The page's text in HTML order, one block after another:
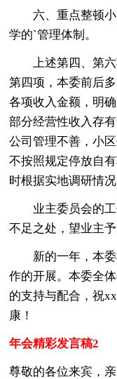
六、重点整顿小
学的`管理体制。
上述第四、第六
第四项，本委前后
各项收入金额，明
部分经营性收入存
公司管理不善，小
不按照规定停放自
时根据实地调研情
业主委员会的工
不足之处，望业主
新的一年，本委
作的开展。本委全
的支持与配合，祝
康！
年会精彩发言稿2
尊敬的各位来宾，